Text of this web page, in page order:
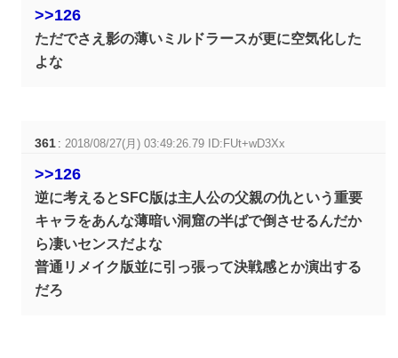
>>126
ただでさえ影の薄いミルドラースが更に空気化した
よな
361 : 2018/08/27(月) 03:49:26.79 ID:FUt+wD3Xx
>>126
逆に考えるとSFC版は主人公の父親の仇という重要
キャラをあんな薄暗い洞窟の半ばで倒させるんだか
ら凄いセンスだよな
普通リメイク版並に引っ張って決戦感とか演出する
だろ